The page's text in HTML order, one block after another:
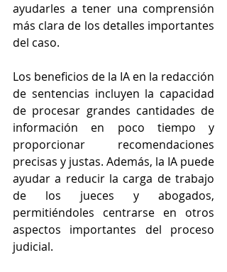
ayudarles a tener una comprensión
más clara de los detalles importantes
del caso.
Los beneficios de la IA en la redacción
de sentencias incluyen la capacidad
de procesar grandes cantidades de
información en poco tiempo y
proporcionar recomendaciones
precisas y justas. Además, la IA puede
ayudar a reducir la carga de trabajo
de los jueces y abogados,
permitiéndoles centrarse en otros
aspectos importantes del proceso
judicial.